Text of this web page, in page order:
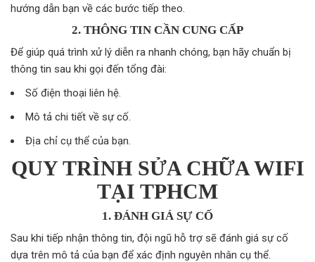
hướng dẫn bạn về các bước tiếp theo.
2. THÔNG TIN CẦN CUNG CẤP
Để giúp quá trình xử lý diễn ra nhanh chóng, bạn hãy chuẩn bị
thông tin sau khi gọi đến tổng đài:
Số điện thoại liên hệ.
Mô tả chi tiết về sự cố.
Địa chỉ cụ thể của bạn.
QUY TRÌNH SỬA CHỮA WIFI
TẠI TPHCM
1. ĐÁNH GIÁ SỰ CỐ
Sau khi tiếp nhận thông tin, đội ngũ hỗ trợ sẽ đánh giá sự cố
dựa trên mô tả của bạn để xác định nguyên nhân cụ thể.